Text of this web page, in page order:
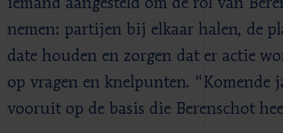
iemand aangesteld om de rol van
nemen: partijen bij elkaar halen, de
date houden en zorgen dat er actie
op vragen en knelpunten. “Komende
vooruit op de basis die Berenschot